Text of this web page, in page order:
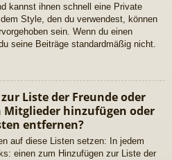
kannst ihnen schnell eine Private
Style, den du verwendest, können
sein. Wenn du einen
seine Beiträge standardmäßig nicht.
Liste der Freunde oder
hinzufügen oder
entfernen?
auf diese Listen setzen: In jedem
einen zum Hinzufügen zur Liste der